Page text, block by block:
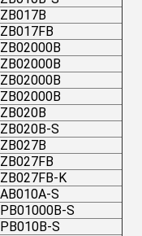
S
K
S
S
S